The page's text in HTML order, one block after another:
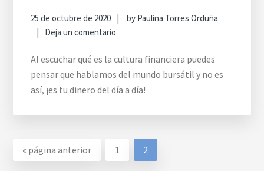
25 de octubre de 2020 by Paulina Torres Orduña
Deja un comentario
Al escuchar qué es la cultura financiera puedes
pensar que hablamos del mundo bursátil y no es
así, ¡es tu dinero del día a día!
« Ir
a
página anterior
Go
to
1
Go
to
2